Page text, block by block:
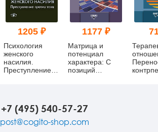
1205 ₽
Психология
женского
насилия.
Преступление
1177 ₽
Матрица и
потенциал
характера: С
позиций
поисках
неиссякаемого
источника духа
+7 (495) 540-57-27
post@cogito-shop.com